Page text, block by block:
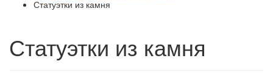
Статуэтки из камня
Статуэтки из камня